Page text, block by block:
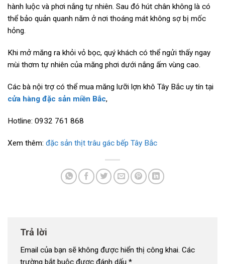
hành luộc và phơi nắng tự nhiên. Sau đó hút chân không là có
thể bảo quản quanh năm ở nơi thoáng mát không sợ bị mốc
hỏng.
Khi mở măng ra khỏi vỏ bọc, quý khách có thể ngửi thấy ngay
mùi thơm tự nhiên của măng phơi dưới nắng ấm vùng cao.
Các bà nội trợ có thể mua măng lưỡi lợn khô Tây Bắc uy tín tại
cửa hàng đặc sản miền Bắc,
Hotline: 0932 761 868
Xem thêm: đặc sản thịt trâu gác bếp Tây Bắc
Trả lời
Email của bạn sẽ không được hiển thị công khai. Các
trường bắt buộc được đánh dấu *